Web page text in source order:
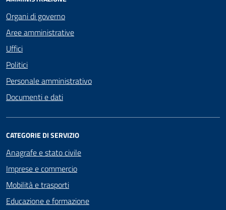
Organi di governo
Aree amministrative
Uffici
Politici
Personale amministrativo
Documenti e dati
CATEGORIE DI SERVIZIO
Anagrafe e stato civile
Imprese e commercio
Mobilità e trasporti
Educazione e formazione